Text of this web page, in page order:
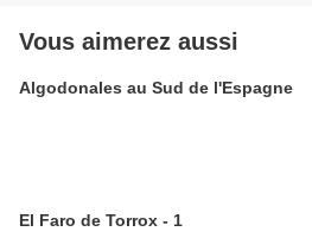
Vous aimerez aussi
Algodonales au Sud de l'Espagne
El Faro de Torrox - 1